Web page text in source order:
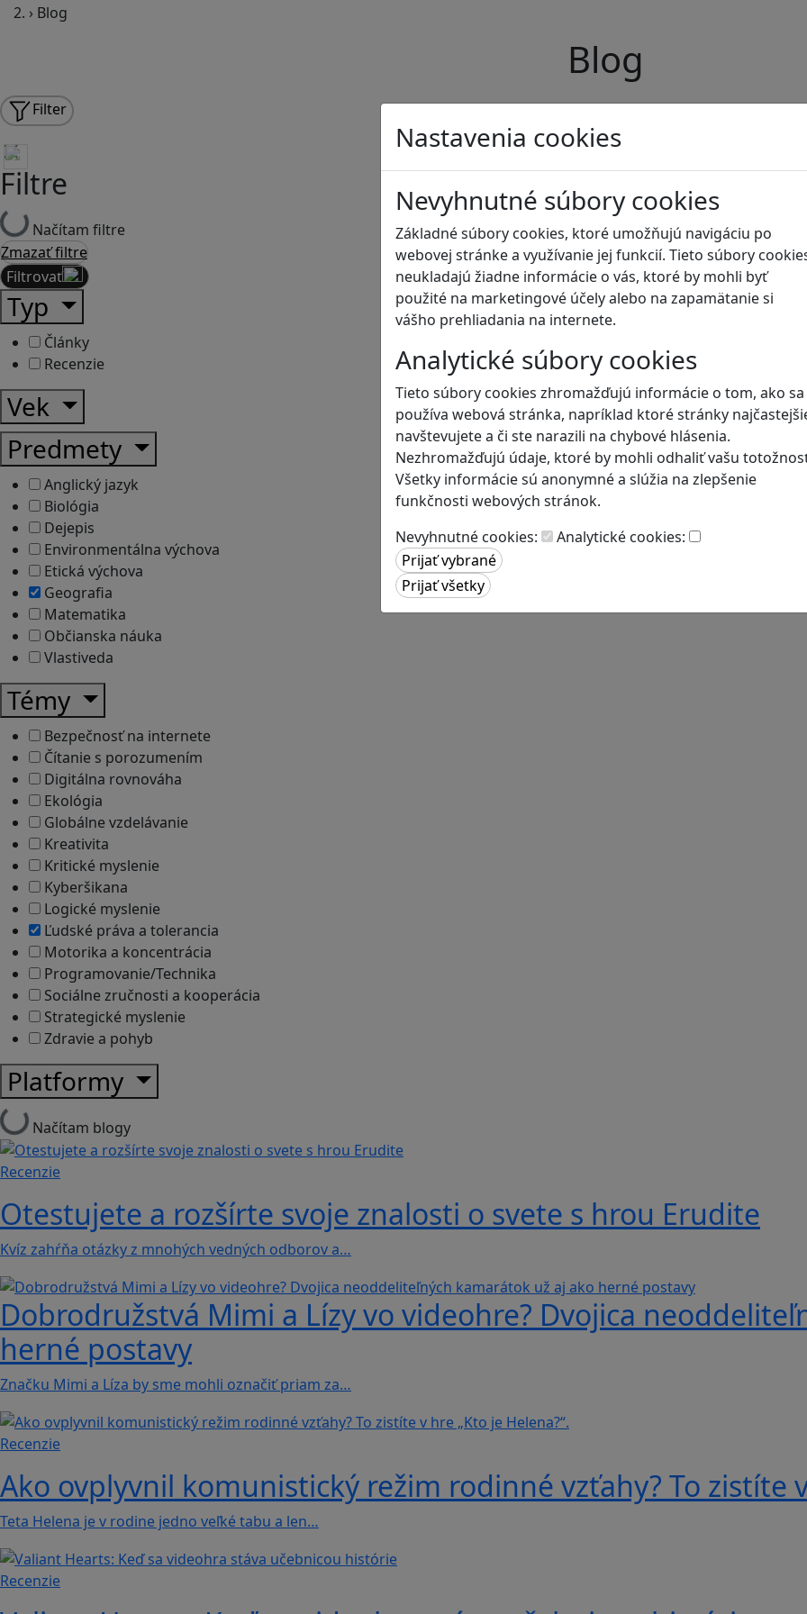
Nastavenia cookies
Nevyhnutné súbory cookies
Základné súbory cookies, ktoré umožňujú navigáciu po
webovej stránke a využívanie jej funkcií. Tieto súbory
neukladajú žiadne informácie o vás, ktoré by mohli byť
použité na marketingové účely alebo na zapamätanie si
vášho prehliadania na internete.
Analytické súbory cookies
Tieto súbory cookies zhromažďujú informácie o tom, ako sa
používa webová stránka, napríklad ktoré stránky
navštevujete a či ste narazili na chybové hlásenia.
Nezhromažďujú údaje, ktoré by mohli odhaliť vašu
Všetky informácie sú anonymné a slúžia na zlepšenie
funkčnosti webových stránok.
Nevyhnutné cookies:
Analytické cookies:
› Blog
Blog
Filter
Filtre
Načítam filtre
Zmazať filtre
Filtrovať
Typ
Články
Recenzie
Vek
Predmety
Anglický jazyk
Biológia
Dejepis
Environmentálna výchova
Etická výchova
Geografia
Matematika
Občianska náuka
Vlastiveda
Témy
Bezpečnosť na internete
Čítanie s porozumením
Digitálna rovnováha
Ekológia
Globálne vzdelávanie
Kreativita
Kritické myslenie
Kyberšikana
Logické myslenie
Ľudské práva a tolerancia
Motorika a koncentrácia
Programovanie/Technika
Sociálne zručnosti a kooperácia
Strategické myslenie
Zdravie a pohyb
Platformy
Načítam blogy
Recenzie
Otestujete a rozšírte svoje znalosti o svete s hrou Erudite
Kvíz zahŕňa otázky z mnohých vedných odborov a…
Dobrodružstvá Mimi a Lízy vo videohre? Dvojica
herné postavy
Značku Mimi a Líza by sme mohli označiť priam za…
Recenzie
Ako ovplyvnil komunistický režim rodinné vzťahy? To zistíte
Teta Helena je v rodine jedno veľké tabu a len…
Recenzie